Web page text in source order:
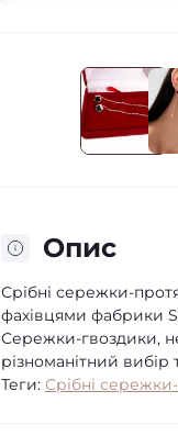
Опис
Срібні сережки-
фахівцями фабрики
Сережки-гвоздики,
різноманітний вибір
Теги: Срібні